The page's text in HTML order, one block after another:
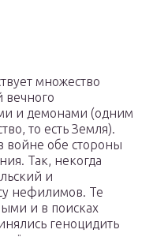
множество
вечного
и демонами (одним
то есть Земля).
войне обе стороны
Так, некогда
и
нефилимов. Те
и в поисках
геноцидить